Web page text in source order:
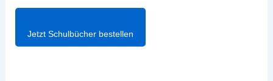
Jetzt Schulbücher bestellen